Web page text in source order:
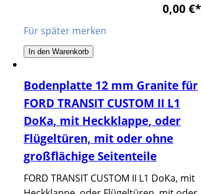
0,00 €*
Für später merken
In den Warenkorb
Bodenplatte 12 mm Granite für
FORD TRANSIT CUSTOM II L1
DoKa, mit Heckklappe, oder
Flügeltüren, mit oder ohne
großflächige Seitenteile
FORD TRANSIT CUSTOM II L1 DoKa, mit